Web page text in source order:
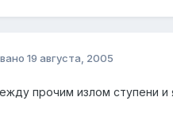
19 августа, 2005
прочим излом ступени и